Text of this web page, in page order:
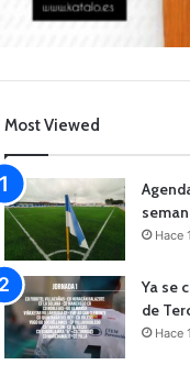
Most Viewed
Hace
Ya se
de
Hace